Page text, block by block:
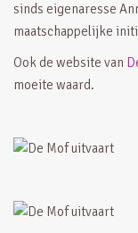
sinds eigenaresse
maatschappelijke
Ook de website van
moeite waard.